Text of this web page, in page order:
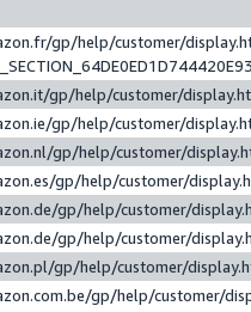
gp/help/customer/
gp/help/customer/
gp/help/customer/
gp/help/customer/
gp/help/customer/
gp/help/customer/
gp/help/customer/
gp/help/customer/
gp/help/customer/